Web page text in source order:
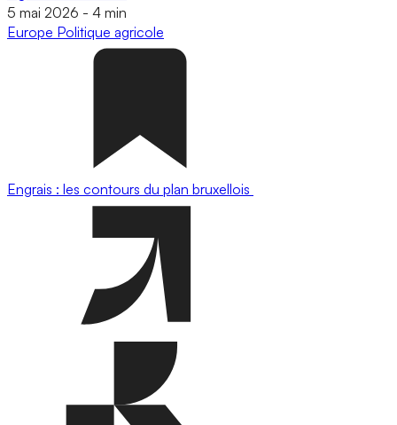
5 mai 2026 - 4 min
Europe Politique agricole
Engrais : les contours du plan bruxellois